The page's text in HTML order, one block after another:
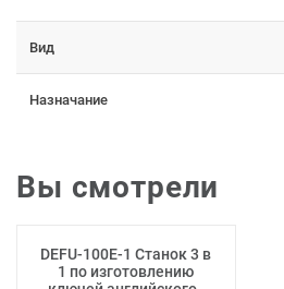
Вид
Назначание
Вы смотрели
DEFU-100E-1 Станок 3 в
1 по изготовлению